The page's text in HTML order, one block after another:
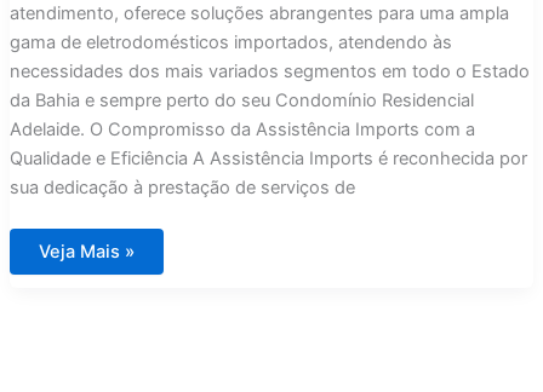
atendimento, oferece soluções abrangentes para uma ampla
gama de eletrodomésticos importados, atendendo às
necessidades dos mais variados segmentos em todo o Estado
da Bahia e sempre perto do seu Condomínio Residencial
Adelaide. O Compromisso da Assistência Imports com a
Qualidade e Eficiência A Assistência Imports é reconhecida por
sua dedicação à prestação de serviços de
Assistência
Técnica
Veja Mais »